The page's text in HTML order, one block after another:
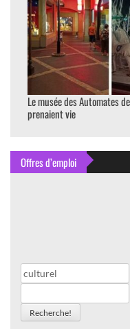
Le musée des Automates
prenaient vie
Offres d’emploi
Recherche!